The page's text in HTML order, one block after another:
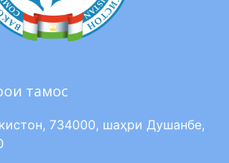
тамос
734000, шаҳри Душанбе,